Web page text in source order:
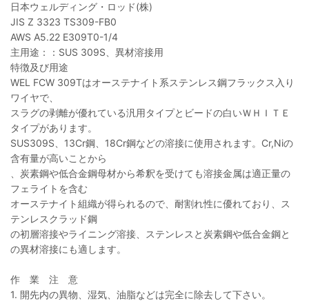
日本ウェルディング・ロッド(株)
JIS Z 3323 TS309-FB0
AWS A5.22 E309T0-1/4
主用途：：SUS 309S、異材溶接用
特徴及び用途
WEL FCW 309Tはオーステナイト系ステンレス鋼フラックス入り
ワイヤで、
スラグの剥離が優れている汎用タイプとビードの白いＷＨＩＴＥ
タイプがあります。
SUS309S、13Cr鋼、18Cr鋼などの溶接に使用されます。Cr,Niの
含有量が高いことから
、炭素鋼や低合金鋼母材から希釈を受けても溶接金属は適正量の
フェライトを含む
オーステナイト組織が得られるので、耐割れ性に優れており、ス
テンレスクラッド鋼
の初層溶接やライニング溶接、ステンレスと炭素鋼や低合金鋼と
の異材溶接にも適します。
作 業 注 意
1. 開先内の異物、湿気、油脂などは完全に除去して下さい。